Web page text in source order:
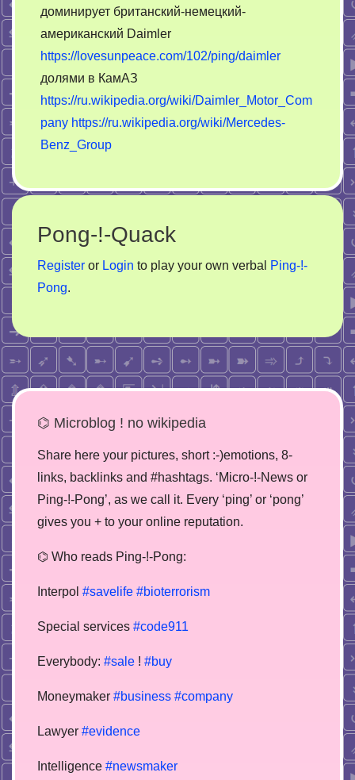
доминирует британский-немецкий-
американский Daimler
https://lovesunpeace.com/102/ping/daimler
долями в КамАЗ
https://ru.wikipedia.org/wiki/Daimler_Motor_Com
pany https://ru.wikipedia.org/wiki/Mercedes-
Benz_Group
Pong-!-Quack
Register or Login to play your own verbal
Ping-!-
Pong.
⌬ Microblog ! no wikipedia
Share here your pictures, short :-)emotions, 8-
links, backlinks and #hashtags. ‘Micro-!-News or
Ping-!-Pong’, as we call it. Every ‘ping’ or ‘pong’
gives you + to your online reputation.
⌬ Who reads Ping-!-Pong:
Interpol #savelife #bioterrorism
Special services #code911
Everybody: #sale ! #buy
Moneymaker #business #company
Lawyer #evidence
Intelligence #newsmaker